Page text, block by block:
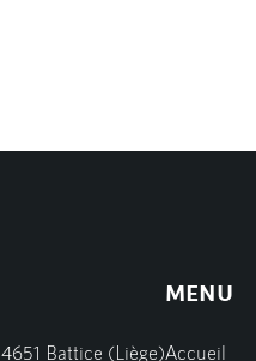
4651 Battice (Liège)
MENU
Accueil